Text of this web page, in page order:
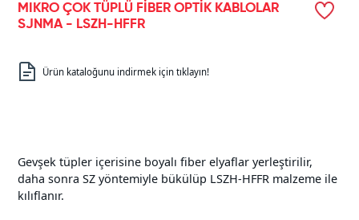
MIKRO ÇOK TÜPLÜ FİBER OPTİK KABLOLAR
SJNMA - LSZH-HFFR
Ürün kataloğunu indirmek için tıklayın!
Gevşek tüpler içerisine boyalı fiber elyaflar yerleştirilir,
daha sonra SZ yöntemiyle bükülüp LSZH-HFFR malzeme ile
kılıflanır.